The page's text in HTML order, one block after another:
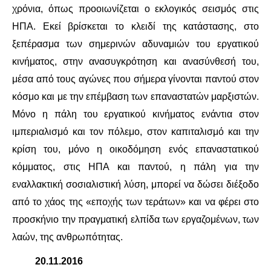
χρόνια, όπως προοιωνίζεται ο εκλογικός σεισμός στις
ΗΠΑ. Εκεί βρίσκεται το κλειδί της κατάστασης, στο
ξεπέρασμα των σημερινών αδυναμιών του εργατικού
κινήματος, στην ανασυγκρότηση και ανασύνθεσή του,
μέσα από τους αγώνες που σήμερα γίνονται παντού στον
κόσμο και με την επέμβαση των επαναστατών μαρξιστών.
Μόνο η πάλη του εργατικού κινήματος ενάντια στον
ιμπεριαλισμό και τον πόλεμο, στον καπιταλισμό και την
κρίση του, μόνο η οικοδόμηση ενός επαναστατικού
κόμματος, στις ΗΠΑ και παντού, η πάλη για την
εναλλακτική σοσιαλιστική λύση, μπορεί να δώσει διέξοδο
από το χάος της «εποχής των τεράτων» και να φέρει στο
προσκήνιο την πραγματική ελπίδα των εργαζομένων, των
λαών, της ανθρωπότητας.
20.11.2016